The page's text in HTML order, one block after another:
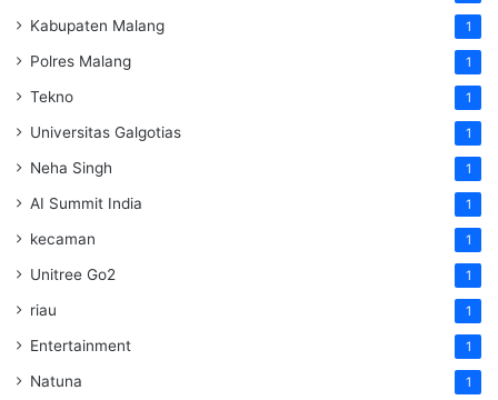
Kabupaten Malang 1
Polres Malang 1
Tekno 1
Universitas Galgotias 1
Neha Singh 1
AI Summit India 1
kecaman 1
Unitree Go2 1
riau 1
Entertainment 1
Natuna 1